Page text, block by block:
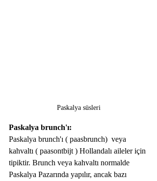
Paskalya süsleri
Paskalya brunch'ı:
Paskalya brunch'ı ( paasbrunch)  veya
kahvaltı ( paasontbijt ) Hollandalı aileler için
tipiktir. Brunch veya kahvaltı normalde
Paskalya Pazarında yapılır, ancak bazı